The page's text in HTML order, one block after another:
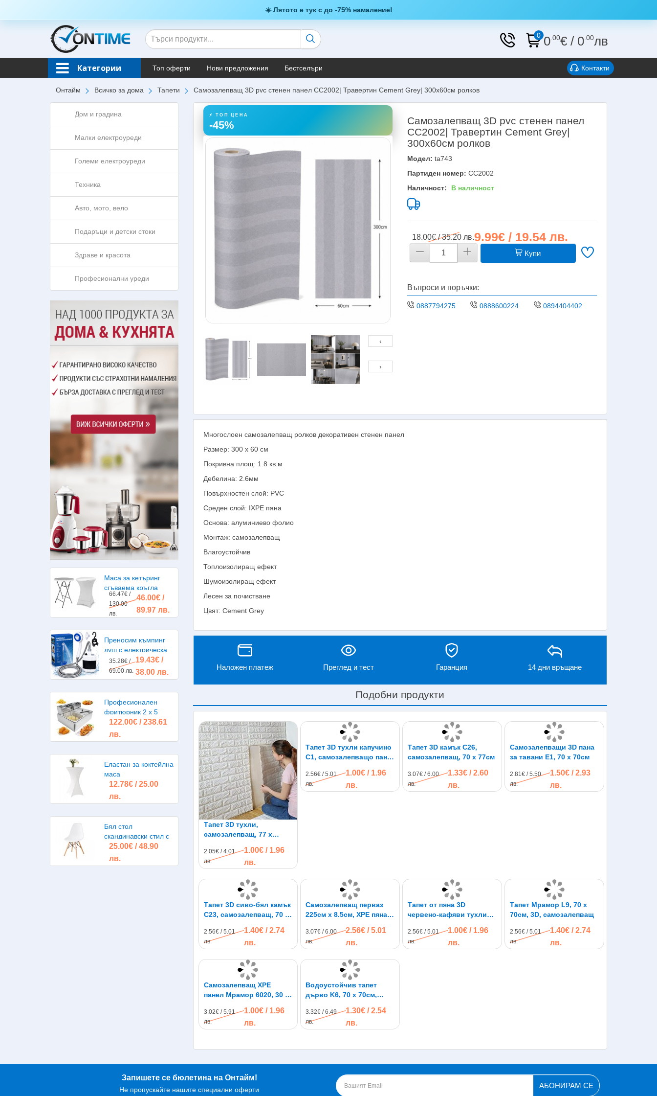
☀️ Лятото е тук с до -75% намаление!
0 0.00€ / 0.00лв
Категории Топ оферти Нови предложения Бестселъри Контакти
Онтайм Всичко за дома Тапети Самозалепващ 3D pvc стенен панел CC2002| Травертин Cement Grey| 300x60см ролков
Дом и градина
Малки електроуреди
Големи електроуреди
Техника
Авто, мото, вело
Подаръци и детски стоки
Здраве и красота
Професионални уреди
Маса за кетъринг
сгъваема кръгла
диаметър 80см.
66.47€ /
130.00
лв.
46.00€ /
89.97 лв.
Преносим къмпинг
душ с електрическа
помпа, акумулаторна
батерия
35.28€ /
69.00 лв.
19.43€ /
38.00 лв.
Професионален
фритюрник 2 х 5
литра 2х2500W
122.00€ / 238.61
лв.
Еластан за коктейлна
маса
12.78€ / 25.00
лв.
Бял стол
скандинавски стил с
дървени крака Рагнар
25.00€ / 48.90
лв.
⚡ ТОП ЦЕНА
-45%
‹
›
Самозалепващ 3D pvc стенен панел
CC2002| Травертин Cement Grey|
300x60см ролков
Модел: ta743
Партиден номер: CC2002
Наличност:
В наличност
18.00€ / 35.20 лв.9.99€ / 19.54 лв.
Купи
Въпроси и поръчки:
0887794275 0888600224 0894404402
Многослоен самозалепващ ролков декоративен стенен панел
Размер: 300 x 60 см
Покривна площ: 1.8 кв.м
Дебелина: 2.6мм
Повърхностен слой: PVC
Среден слой: IXPE пяна
Основа: алуминиево фолио
Монтаж: самозалепващ
Влагоустойчив
Топлоизолиращ ефект
Шумоизолиращ ефект
Лесен за почистване
Цвят: Cement Grey
Наложен платеж Преглед и тест Гаранция 14 дни връщане
Подобни продукти
Тапет 3D тухли,
самозалепващ, 77 х
2.05€ / 4.01
лв.
1.00€ / 1.96
лв.
Тапет 3D тухли капучино
C1, самозалепващo пано,
2.56€ / 5.01
лв.
1.00€ / 1.96
лв.
Тапет 3D камък C26,
самозалепващ, 70 х 77см
3.07€ / 6.00
лв.
1.33€ / 2.60
лв.
Самозалепващи 3D пана
за тавани E1, 70 х 70см
2.81€ / 5.50
лв.
1.50€ / 2.93
лв.
Тапет 3D сиво-бял камък
C23, самозалепващ, 70 х
2.56€ / 5.01
лв.
1.40€ / 2.74
лв.
Самозалепващ перваз
225см х 8.5см, XPE пяна,
3.07€ / 6.00
лв.
2.56€ / 5.01
лв.
Тапет от пяна 3D
червено-кафяви тухли
77см
2.56€ / 5.01
лв.
1.00€ / 1.96
лв.
Тапет Мрамор L9, 70 х
70см, 3D, самозалепващ
2.56€ / 5.01
лв.
1.40€ / 2.74
лв.
Самозалепващ XPE
панел Мрамор 6020, 30 х
3.02€ / 5.91
лв.
1.00€ / 1.96
лв.
Водоустойчив тапет
дърво K6, 70 х 70см,
3.32€ / 6.49
лв.
1.30€ / 2.54
лв.
Запишете се бюлетина на Онтайм!
Не пропускайте нашите специални оферти
АБОНИРАМ СЕ